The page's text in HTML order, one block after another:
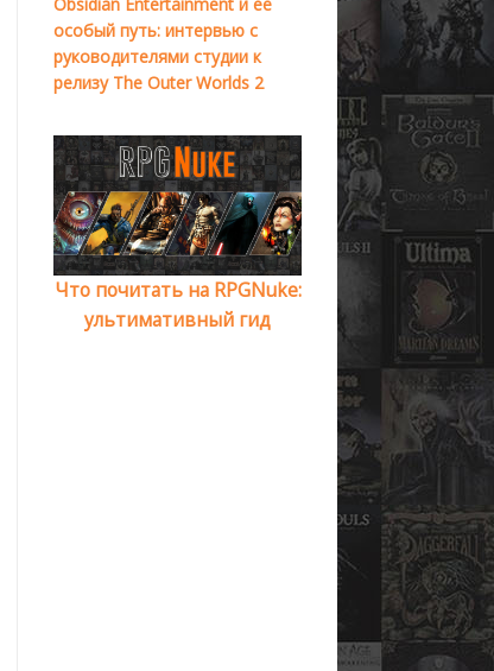
особый путь: интервью с
руководителями студии к
релизу The Outer Worlds 2
Что почитать на RPGNuke:
ультимативный гид